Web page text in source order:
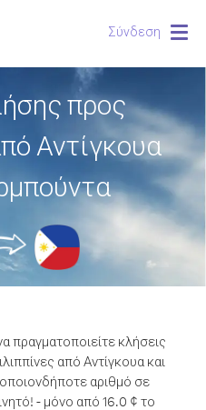
Σύνδεση
προς
Αντίγκουα
πραγματοποιείτε κλήσεις
από Αντίγκουα και
αριθμό σε
- μόνο από 16.0 ¢ το